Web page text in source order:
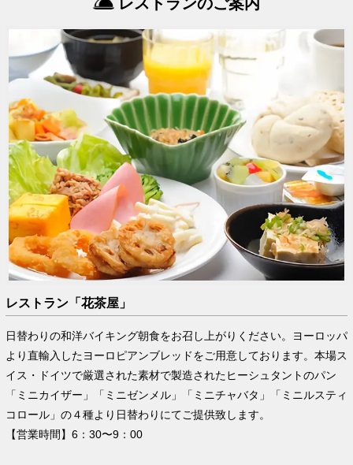
レストラン「花茶屋」
日替わりの和洋バイキング朝食をお召し上がりください。ヨーロッパ
より直輸入したヨーロピアンブレッドをご用意しております。本場ス
イス・ドイツで厳選された素材で製造されたヒーシュタントのパン
「ミニカイザー」「ミニゼンメル」「ミニチャバタ」「ミニルスティ
コロール」の４種より日替わりにてご提供致します。
【営業時間】6：30〜9：00